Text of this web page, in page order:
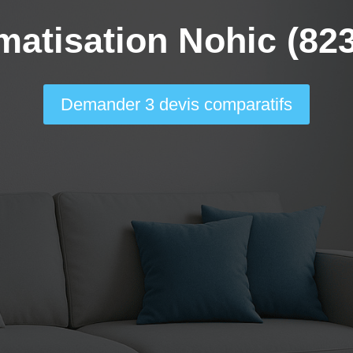
Nohic
Demander 3 devis comparatifs